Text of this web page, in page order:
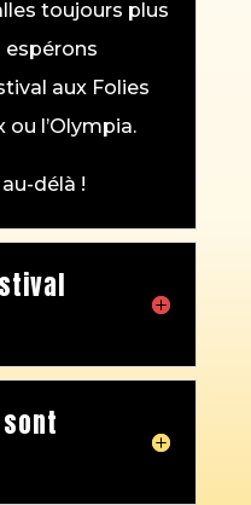
toujours plus
espérons
aux Folies
ou l’Olympia.
au-délà !